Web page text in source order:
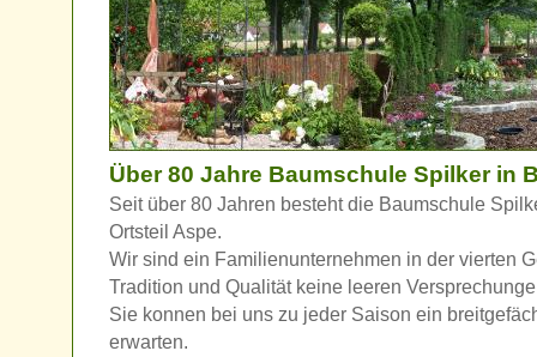
Über 80 Jahre Baumschule Spilker in
Seit über 80 Jahren besteht die Baumschule
Ortsteil Aspe.
Wir sind ein Familienunternehmen in der vierten
Tradition und Qualität keine leeren
Sie konnen bei uns zu jeder Saison ein
erwarten.